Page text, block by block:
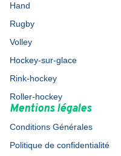
Hand
Rugby
Volley
Hockey-sur-glace
Rink-hockey
Roller-hockey
Mentions légales
Conditions Générales
Politique de confidentialité